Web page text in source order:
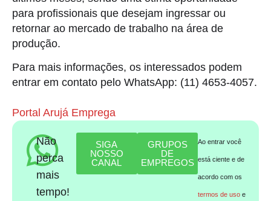
para profissionais que desejam ingressar ou
retornar ao mercado de trabalho na área de
produção.
Para mais informações, os interessados podem
entrar em contato pelo WhatsApp: (11) 4653-4057.
Portal Arujá Emprega
Não
perca
mais
tempo!
SIGA
NOSSO
CANAL
GRUPOS
DE
EMPREGOS
Ao entrar você
está ciente e de
acordo com os
termos de uso e